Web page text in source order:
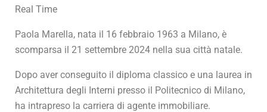
Real Time
Paola Marella, nata il 16 febbraio 1963 a Milano, è
scomparsa il 21 settembre 2024 nella sua città natale.
Dopo aver conseguito il diploma classico e una laurea in
Architettura degli Interni presso il Politecnico di Milano,
ha intrapreso la carriera di agente immobiliare.